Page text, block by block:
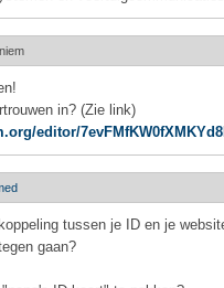
in? (Zie link)
editor/
tussen je ID en je
gaan?